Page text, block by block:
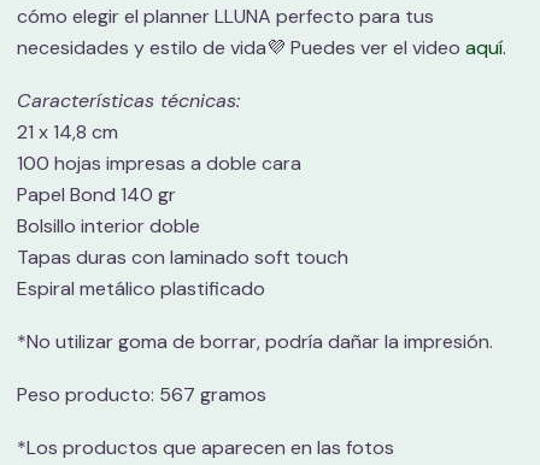
cómo elegir el planner LLUNA perfecto para tus
necesidades y estilo de vida💜 Puedes ver el video aquí.
Características técnicas:
21 x 14,8 cm
100 hojas impresas a doble cara
Papel Bond 140 gr
Bolsillo interior doble
Tapas duras con laminado soft touch
Espiral metálico plastificado
*No utilizar goma de borrar, podría dañar la impresión.
Peso producto: 567 gramos
*Los productos que aparecen en las fotos